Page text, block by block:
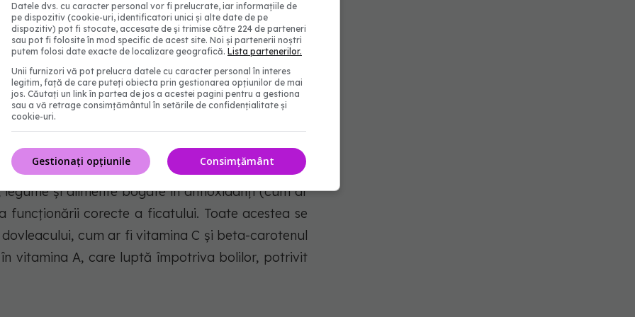
sezon cu multiple beneficii
descompunerea grăsimilor, a proteinelor și a
nocivi din sânge și stocarea vitaminelor și a
și alimente bogate în antioxidanți (cum ar
funcționării corecte a ficatului. Toate acestea se
cum ar fi vitamina C și beta-carotenul
vitamina A, care luptă împotriva bolilor, potrivit
Datele dvs. cu caracter personal vor fi prelucrate, iar informațiile de
pe dispozitiv (cookie-uri, identificatori unici și alte date de pe
dispozitiv) pot fi stocate, accesate de și trimise către 224 de parteneri
sau pot fi folosite în mod specific de acest site. Noi și partenerii noștri
putem folosi date exacte de localizare geografică. Lista partenerilor.
Unii furnizori vă pot prelucra datele cu caracter personal în interes
legitim, față de care puteți obiecta prin gestionarea opțiunilor de mai
jos. Căutați un link în partea de jos a acestei pagini pentru a gestiona
sau a vă retrage consimțământul în setările de confidențialitate și
cookie-uri.
Consimțământ
Gestionați opțiunile